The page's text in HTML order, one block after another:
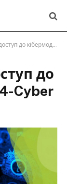
GPT-5.4-Cyber
до
Cyber